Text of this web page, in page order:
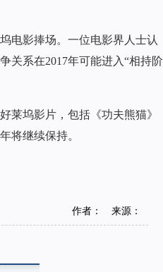
电影捧场。一位电影界人士认
关系在2017年可能进入“相持阶
莱坞影片，包括《功夫熊猫》
将继续保持。
作者： 来源：